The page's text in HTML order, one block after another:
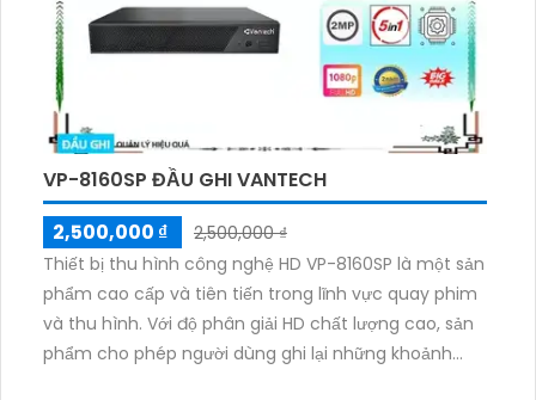
VP-8160SP ĐẦU GHI VANTECH
2,500,000 ₫
2,500,000 ₫
Thiết bị thu hình công nghệ HD VP-8160SP là một sản
phẩm cao cấp và tiên tiến trong lĩnh vực quay phim
và thu hình. Với độ phân giải HD chất lượng cao, sản
phẩm cho phép người dùng ghi lại những khoảnh